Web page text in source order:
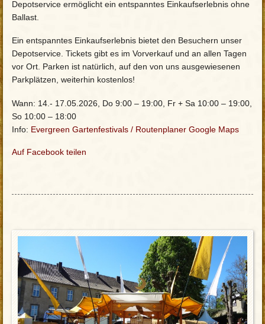
Depotservice ermöglicht ein entspanntes Einkaufserlebnis ohne
Ballast.
Ein entspanntes Einkaufserlebnis bietet den Besuchern unser
Depotservice. Tickets gibt es im Vorverkauf und an allen Tagen
vor Ort. Parken ist natürlich, auf den von uns ausgewiesenen
Parkplätzen, weiterhin kostenlos!
Wann: 14.- 17.05.2026, Do 9:00 – 19:00, Fr + Sa 10:00 – 19:00,
So 10:00 – 18:00
Info: Evergreen Gartenfestivals / Routenplaner Google Maps
Auf Facebook teilen